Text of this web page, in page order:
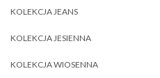
KOLEKCJA JEANS
KOLEKCJA JESIENNA
KOLEKCJA WIOSENNA